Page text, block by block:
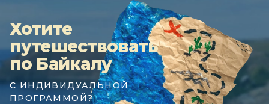
Хотите
путешествовать
по Байкалу
С ИНДИВИДУАЛЬНОЙ
ПРОГРАММОЙ?